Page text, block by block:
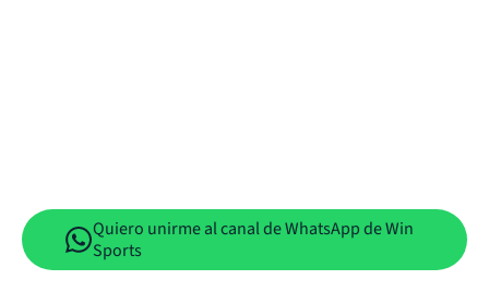
Quiero unirme al canal de WhatsApp de Win
Sports